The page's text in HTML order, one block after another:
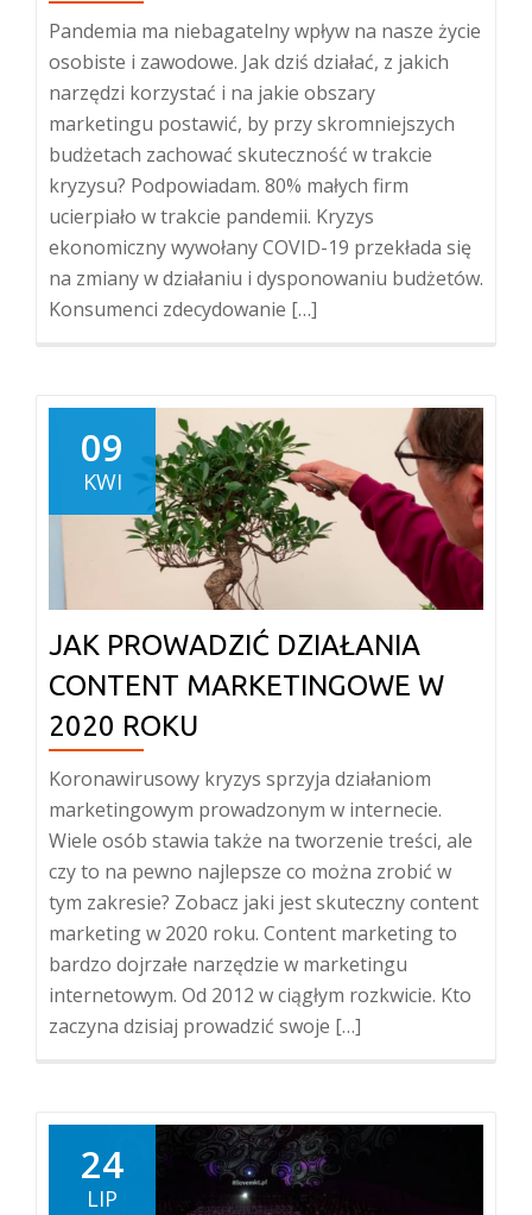
Pandemia ma niebagatelny wpływ na nasze życie
osobiste i zawodowe. Jak dziś działać, z jakich
narzędzi korzystać i na jakie obszary
marketingu postawić, by przy skromniejszych
budżetach zachować skuteczność w trakcie
kryzysu? Podpowiadam. 80% małych firm
ucierpiało w trakcie pandemii. Kryzys
ekonomiczny wywołany COVID-19 przekłada się
na zmiany w działaniu i dysponowaniu budżetów.
Konsumenci zdecydowanie […]
09
KWI
JAK PROWADZIĆ DZIAŁANIA
CONTENT MARKETINGOWE W
2020 ROKU
Koronawirusowy kryzys sprzyja działaniom
marketingowym prowadzonym w internecie.
Wiele osób stawia także na tworzenie treści, ale
czy to na pewno najlepsze co można zrobić w
tym zakresie? Zobacz jaki jest skuteczny content
marketing w 2020 roku. Content marketing to
bardzo dojrzałe narzędzie w marketingu
internetowym. Od 2012 w ciągłym rozkwicie. Kto
zaczyna dzisiaj prowadzić swoje […]
24
LIP